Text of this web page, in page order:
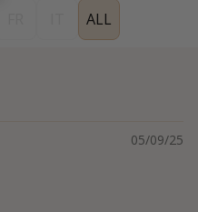
ALL
05/09/25